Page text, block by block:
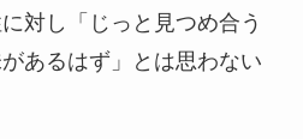
対し「じっと見つめ合う
あるはず」とは思わない